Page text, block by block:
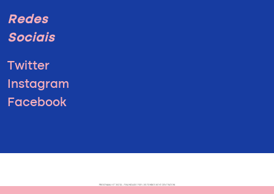
Redes
Sociais
Twitter
Instagram
Facebook